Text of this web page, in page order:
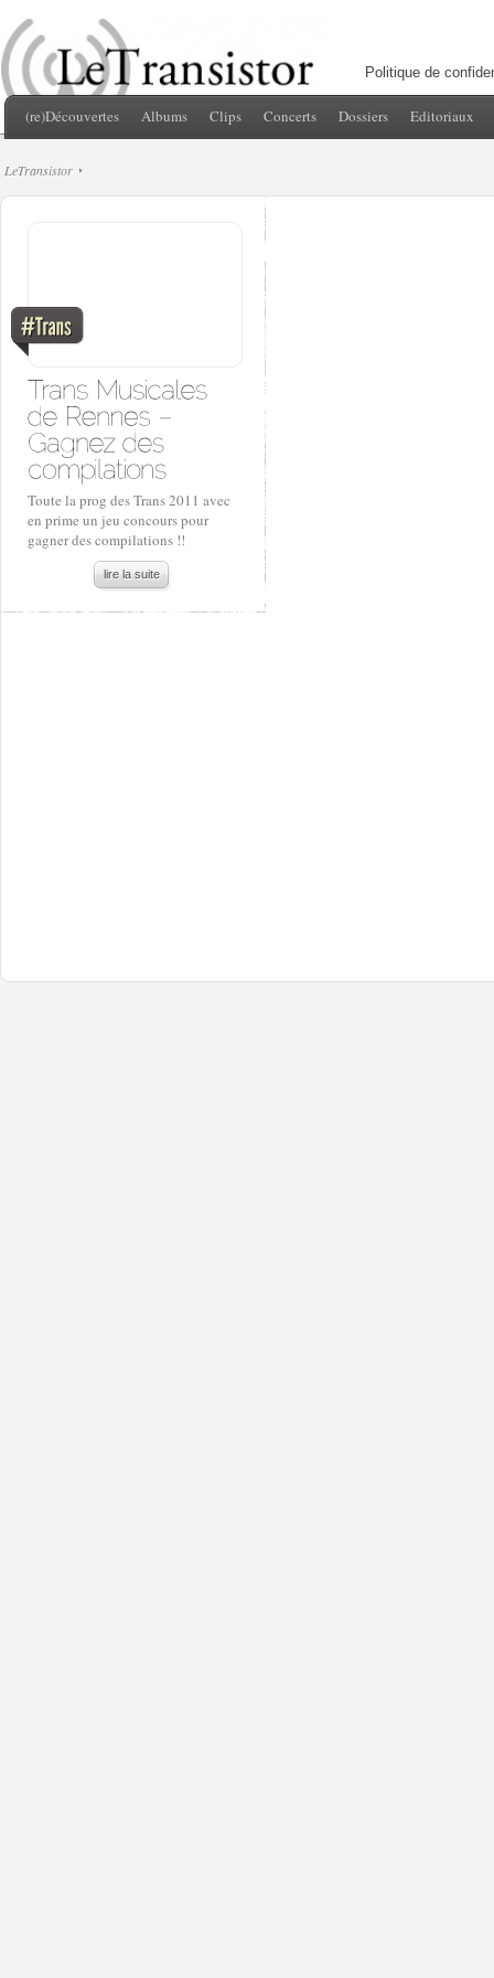
Politique de
(re)Découvertes Albums Clips Concerts Dossiers Editoriaux
LeTransistor
Toute la prog des Trans 2011 avec
en prime un jeu concours pour
gagner des compilations !!
lire la suite